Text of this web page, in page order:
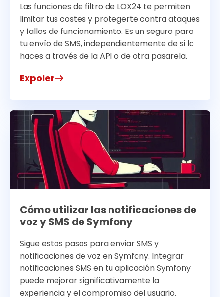
Las funciones de filtro de LOX24 te permiten
limitar tus costes y protegerte contra ataques
y fallos de funcionamiento. Es un seguro para
tu envío de SMS, independientemente de si lo
haces a través de la API o de otra pasarela.
Expoler
Cómo utilizar las notificaciones de
voz y SMS de Symfony
Sigue estos pasos para enviar SMS y
notificaciones de voz en Symfony. Integrar
notificaciones SMS en tu aplicación Symfony
puede mejorar significativamente la
experiencia y el compromiso del usuario.